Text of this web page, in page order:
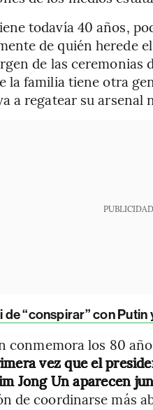
todavía 40 años,
de quién herede
de las
la familia tiene otra
a regatear su
PUBLICIDAD
de “conspirar” con
conmemora los 80
vez que el
Jong Un aparecen
de coordinarse más